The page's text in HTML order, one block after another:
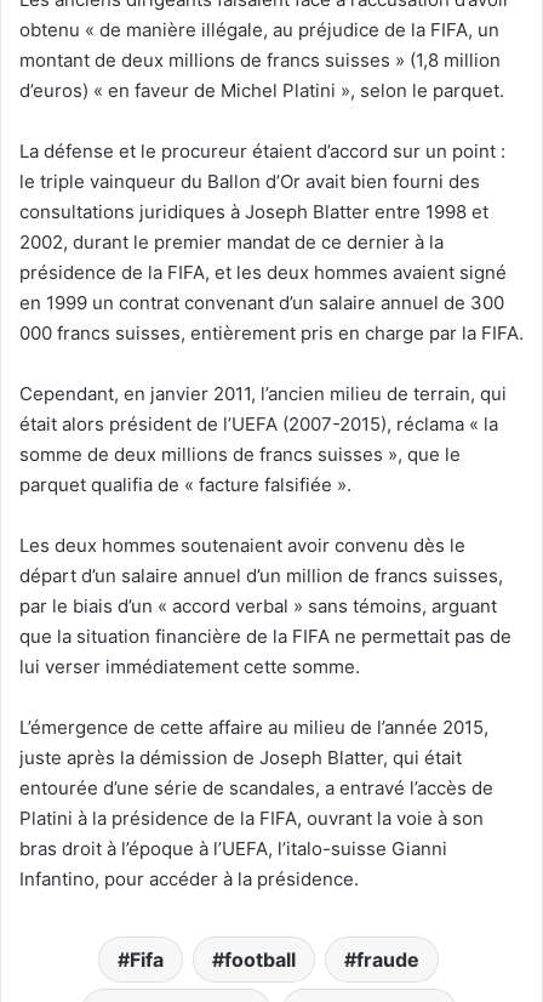
obtenu « de manière illégale, au préjudice de la FIFA, un
montant de deux millions de francs suisses » (1,8 million
d’euros) « en faveur de Michel Platini », selon le parquet.
La défense et le procureur étaient d’accord sur un point :
le triple vainqueur du Ballon d’Or avait bien fourni des
consultations juridiques à Joseph Blatter entre 1998 et
2002, durant le premier mandat de ce dernier à la
présidence de la FIFA, et les deux hommes avaient signé
en 1999 un contrat convenant d’un salaire annuel de 300
000 francs suisses, entièrement pris en charge par la FIFA.
Cependant, en janvier 2011, l’ancien milieu de terrain, qui
était alors président de l’UEFA (2007-2015), réclama « la
somme de deux millions de francs suisses », que le
parquet qualifia de « facture falsifiée ».
Les deux hommes soutenaient avoir convenu dès le
départ d’un salaire annuel d’un million de francs suisses,
par le biais d’un « accord verbal » sans témoins, arguant
que la situation financière de la FIFA ne permettait pas de
lui verser immédiatement cette somme.
L’émergence de cette affaire au milieu de l’année 2015,
juste après la démission de Joseph Blatter, qui était
entourée d’une série de scandales, a entravé l’accès de
Platini à la présidence de la FIFA, ouvrant la voie à son
bras droit à l’époque à l’UEFA, l’italo-suisse Gianni
Infantino, pour accéder à la présidence.
Fifa football fraude